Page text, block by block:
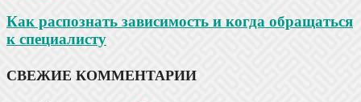
Как распознать зависимость и когда обращаться
к специалисту
СВЕЖИЕ КОММЕНТАРИИ